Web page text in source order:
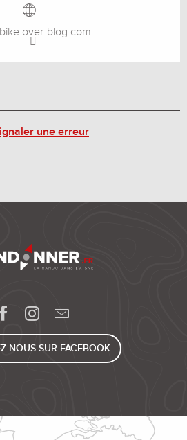
blog.com
une erreur
NOUS SUR FACEBOOK